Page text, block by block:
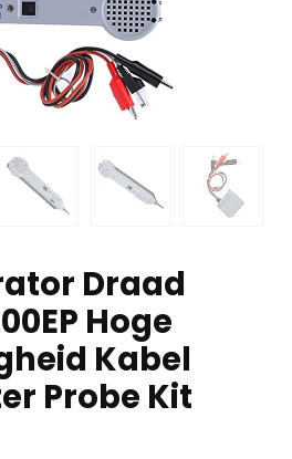
Draad
Hoge
Kabel
Probe Kit